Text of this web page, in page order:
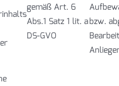
gemäß Art. 6
Abs.1 Satz 1 lit. a
DS-GVO
bzw.